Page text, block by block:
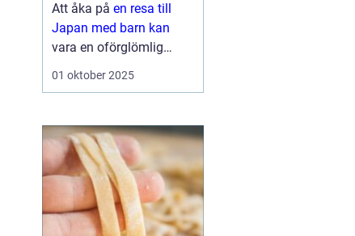
Att åka på en resa till
Japan med barn kan
vara en oförglömlig
upplevelse för hela
modern teknik o...
01 oktober 2025